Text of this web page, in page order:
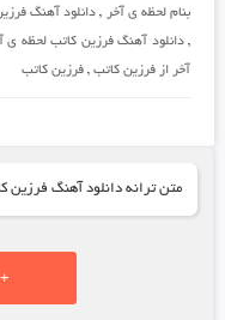
بنام لحظه ی آخر , دانلود آهنگ
,دانلود آهنگ فرزین کاتب لحظه ی
آخر از فرزین کاتب, فرزین کاتب
متن ترانه دانلود آهنگ فرزین
+